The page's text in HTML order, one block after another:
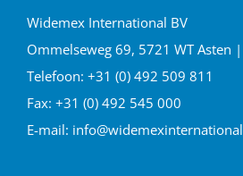
Widemex International BV
Ommelseweg 69, 5721 WT Asten
Telefoon: +31 (0) 492 509 811
Fax: +31 (0) 492 545 000
E-mail: